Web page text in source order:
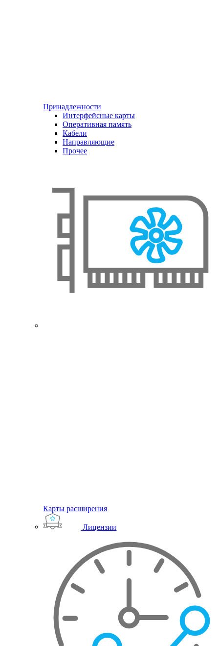
Принадлежности
Интерфейсные карты
Оперативная память
Кабели
Направляющие
Прочее
Карты расширения
Лицензии